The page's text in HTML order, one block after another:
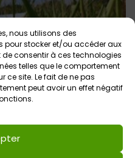
nous utilisons des
pour stocker et/ou accéder aux
consentir à ces technologies
telles que le comportement
ce site. Le fait de ne pas
peut avoir un effet négatif
Corn Labyrinthe /